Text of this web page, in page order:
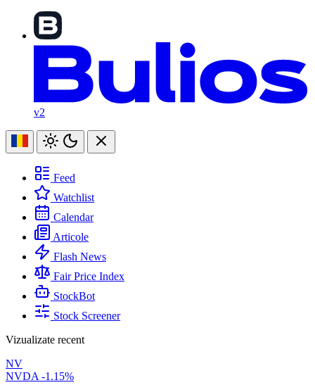
v2
Feed
Watchlist
Calendar
Articole
Flash News
Fair Price Index
StockBot
Stock Screener
Vizualizate recent
NV
NVDA -1.15%